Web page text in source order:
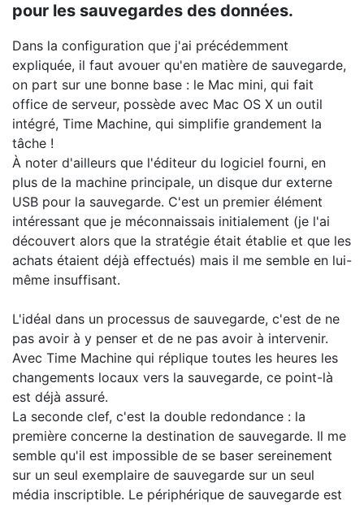
pour les sauvegardes des données.
Dans la configuration que j'ai précédemment
expliquée, il faut avouer qu'en matière de sauvegarde,
on part sur une bonne base : le Mac mini, qui fait
office de serveur, possède avec Mac OS X un outil
intégré, Time Machine, qui simplifie grandement la
tâche !
À noter d'ailleurs que l'éditeur du logiciel fourni, en
plus de la machine principale, un disque dur externe
USB pour la sauvegarde. C'est un premier élément
intéressant que je méconnaissais initialement (je l'ai
découvert alors que la stratégie était établie et que les
achats étaient déjà effectués) mais il me semble en lui-
même insuffisant.
L'idéal dans un processus de sauvegarde, c'est de ne
pas avoir à y penser et de ne pas avoir à intervenir.
Avec Time Machine qui réplique toutes les heures les
changements locaux vers la sauvegarde, ce point-là
est déjà assuré.
La seconde clef, c'est la double redondance : la
première concerne la destination de sauvegarde. Il me
semble qu'il est impossible de se baser sereinement
sur un seul exemplaire de sauvegarde sur un seul
média inscriptible. Le périphérique de sauvegarde est